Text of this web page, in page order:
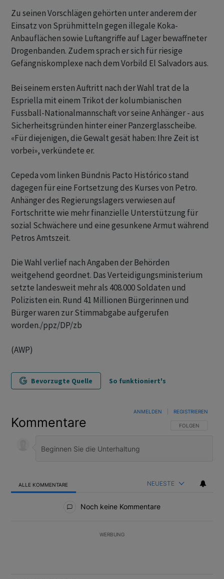
Zu seinen Vorschlägen gehörten unter anderem der
Einsatz von Sprühmitteln gegen illegale Koka-
Anbauflächen sowie Luftangriffe auf Lager bewaffneter
Drogenbanden. Zudem sprach er sich für riesige
Gefängniskomplexe nach dem Vorbild El Salvadors aus.
Bei seinem ersten Auftritt nach der Wahl trat de la
Espriella mit einem Trikot der kolumbianischen
Fussball-Nationalmannschaft vor seine Anhänger - aus
Sicherheitsgründen hinter einer Panzerglasscheibe.
«Für diejenigen, die Gewalt gesät haben: Ihre Zeit ist
vorbei», verkündete er.
Cepeda vom linken Bündnis Pacto Histórico stand
dagegen für eine Fortsetzung des Kurses von Petro.
Anhänger des Regierungslagers verwiesen auf
Fortschritte wie mehr finanzielle Unterstützung für
sozial Schwächere und eine gesunkene Armut während
Petros Amtszeit.
Die Wahl verlief nach Angaben der Behörden
weitgehend geordnet. Das Verteidigungsministerium
setzte landesweit mehr als 408.000 Soldaten und
Polizisten ein. Rund 41 Millionen Bürgerinnen und
Bürger waren zur Stimmabgabe aufgerufen
worden./ppz/DP/zb
(AWP)
Bevorzugte Quelle So funktioniert's
Kommentare FOLGE DIESER
FOLGEN
ANMELDEN REGISTRIEREN
ALLE KOMMENTARE NEUESTE
Noch keine Kommentare
WERBUNG